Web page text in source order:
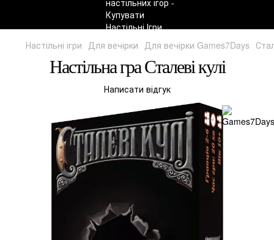
Настільні ігри Для вечірки Для вечірки Games7Days
Настільна гра Сталеві кулі
Написати відгук